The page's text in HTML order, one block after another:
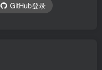
GitHub登录